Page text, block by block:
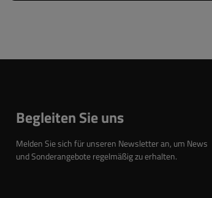
Begleiten Sie uns
Melden Sie sich für unseren Newsletter an, um News
und Sonderangebote regelmäßig zu erhalten.